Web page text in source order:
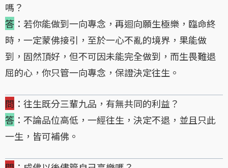
嗎？
答 ：若你能做到一向專念，再迴向願生極樂，臨命終
時，一定蒙佛接引，至於一心不亂的境界，果能做
到，固然頂好，但不可因未能完全做到，而生畏難退
屈的心，你只管一向專念，保證決定往生。
問 ：往生既分三輩九品，有無共同的利益？
答 ：不論品位高低，一經往生，決定不退，並且只此
一生，皆可補佛。